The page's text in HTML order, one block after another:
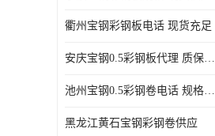
衢州宝钢彩钢板电话 现货充足
安庆宝钢0.5彩钢板代理 质保十年起
池州宝钢0.5彩钢卷电话 规格多样
黑龙江黄石宝钢彩钢卷供应